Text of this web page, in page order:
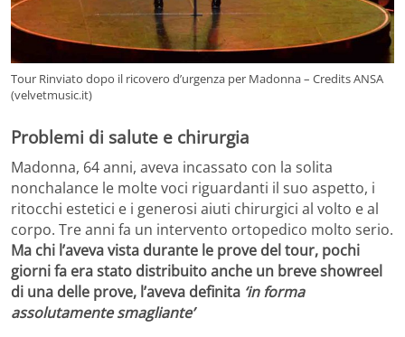
Tour Rinviato dopo il ricovero d’urgenza per Madonna – Credits ANSA
(velvetmusic.it)
Problemi di salute e chirurgia
Madonna, 64 anni, aveva incassato con la solita
nonchalance le molte voci riguardanti il suo aspetto, i
ritocchi estetici e i generosi aiuti chirurgici al volto e al
corpo. Tre anni fa un intervento ortopedico molto serio.
Ma chi l’aveva vista durante le prove del tour, pochi
giorni fa era stato distribuito anche un breve showreel
di una delle prove, l’aveva definita ‘in forma
assolutamente smagliante’